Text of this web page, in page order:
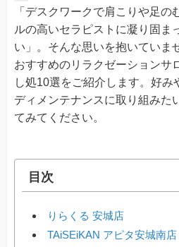
「デスクワークで肩こりや足の
ルの高いセラピストに凝り固ま
い」。そんな思いを抱いていま
おすすめのリラクゼーションサ
し処10選をご紹介します。好み
ディメンテナンスに取り組みた
てみてください。
目次
りらくる 安城店
TAiSEiKAN アピタ安城南店